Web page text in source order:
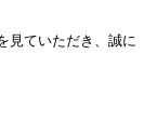
見ていただき、誠に